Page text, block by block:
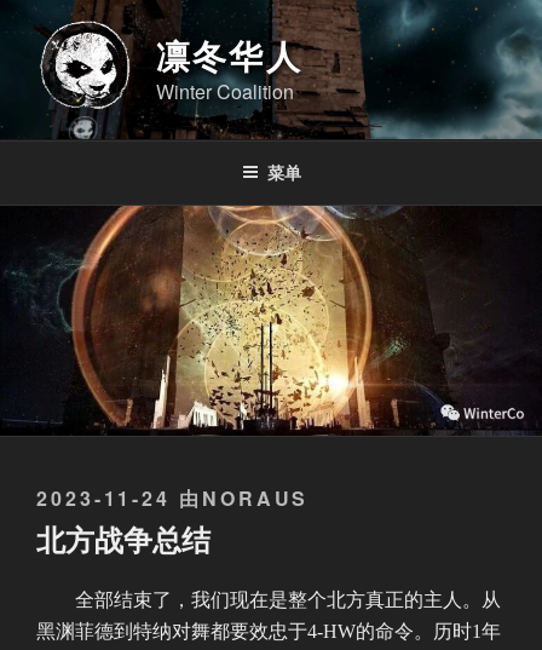
跳
凛冬华人
Winter Coalition
菜单
发
布
于
2023-11-24 由 NORAUS
北方战争总结
全部结束了，我们现在是整个北方真正的主人。从
黑渊菲德到特纳对舞都要效忠于4-HW的命令。历时1年